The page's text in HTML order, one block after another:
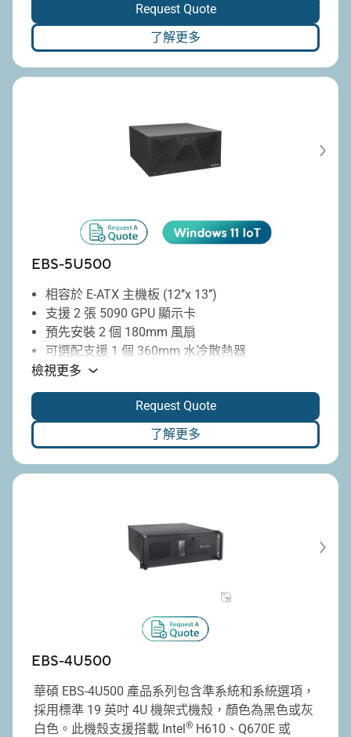
Request Quote
了解更多
EBS-5U500
相容於 E-ATX 主機板 (12’’x 13’’)
支援 2 張 5090 GPU 顯示卡
預先安裝 2 個 180mm 風扇
可選配支援 1 個 360mm 水冷散熱器
靈活的架構設計，支援垂直或水平擺放
8 個全高 PCIe 擴充插槽
檢視更多
Request Quote
了解更多
EBS-4U500
華碩 EBS-4U500 產品系列包含準系統和系統選項，
採用標準 19 英吋 4U 機架式機殼，顏色為黑色或灰
白色。此機殼支援搭載 Intel® H610、Q670E 或